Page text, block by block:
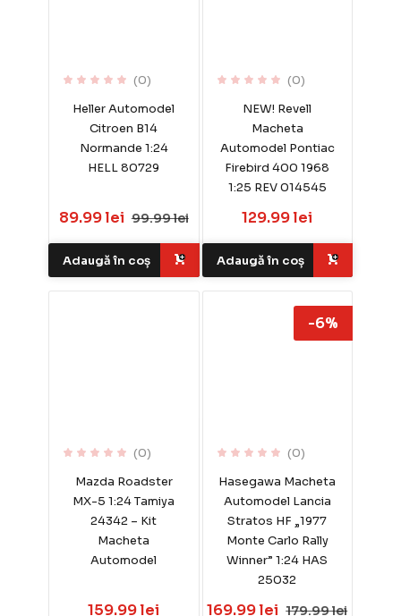
(0)
Heller Automodel
Citroen B14
Normande 1:24
HELL 80729
89.99 lei 99.99 lei
Adaugă în coș
(0)
NEW! Revell
Macheta
Automodel Pontiac
Firebird 400 1968
1:25 REV 014545
129.99 lei
Adaugă în coș
(0)
Mazda Roadster
MX-5 1:24 Tamiya
24342 – Kit
Macheta
Automodel
159.99 lei
(0)
Hasegawa Macheta
Automodel Lancia
Stratos HF „1977
Monte Carlo Rally
Winner” 1:24 HAS
25032
169.99 lei 179.99 lei
-6%